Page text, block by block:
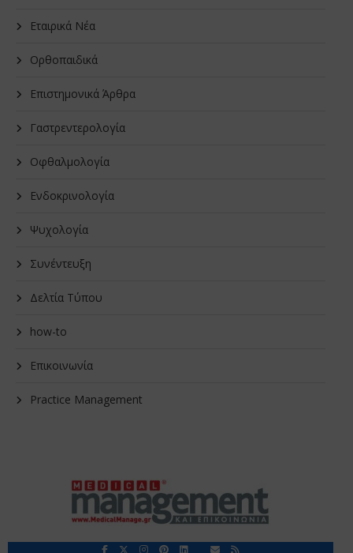
Εταιρικά Νέα
Oρθοπαιδικά
Επιστημονικά Άρθρα
Γαστρεντερολογία
Οφθαλμολογία
Ενδοκρινολογία
Ψυχολογία
Συνέντευξη
Δελτία Τύπου
how-to
Επικοινωνία
Practice Management